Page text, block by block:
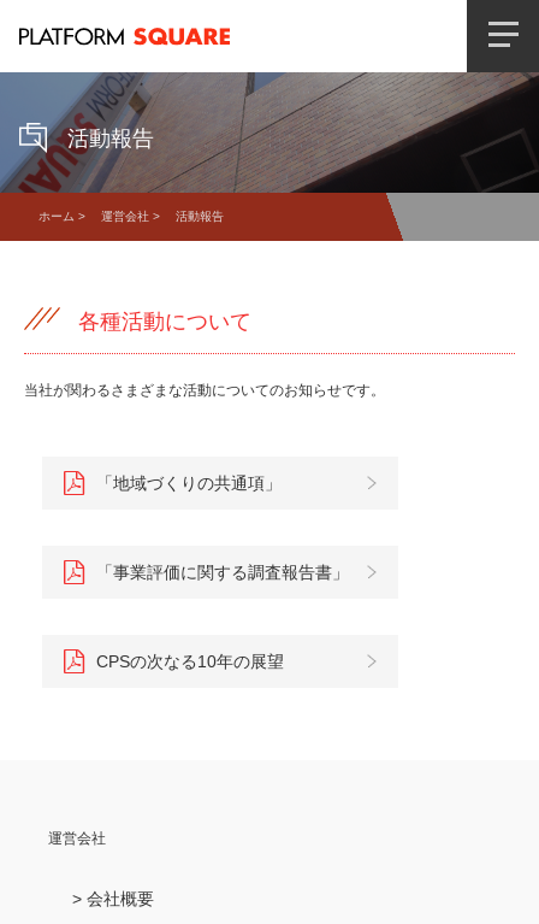
活動報告
ホーム > 運営会社 > 活動報告
各種活動について
当社が関わるさまざまな活動についてのお知らせです。
「地域づくりの共通項」
「事業評価に関する調査報告書」
CPSの次なる10年の展望
運営会社
> 会社概要